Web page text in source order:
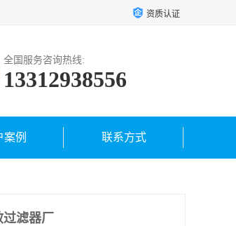
资质认证
全国服务咨询热线:
13312938556
案例 联系方式
滤器厂